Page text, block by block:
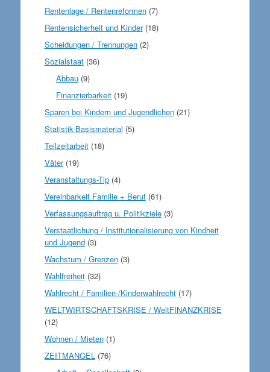
Rentenlage / Rentenreformen(7)
Rentensicherheit und Kinder(18)
Scheidungen / Trennungen(2)
Sozialstaat(36)
Abbau (9)
Finanzierbarkeit (19)
Sparen bei Kindern und Jugendlichen(21)
Statistik-Basismaterial (5)
Teilzeitarbeit(18)
Väter(19)
Veranstaltungs-Tip(4)
Vereinbarkeit Familie + Beruf(61)
Verfassungsauftrag u. Politikziele(3)
Verstaatlichung / Institutionalisierung von Kindheit
und Jugend(3)
Wachstum / Grenzen(3)
Wahlfreiheit(32)
Wahlrecht / Familien-/Kinderwahlrecht(17)
WELTWIRTSCHAFTSKRISE / WeltFINANZKRISE
(12)
Wohnen / Mieten(1)
ZEITMANGEL(76)